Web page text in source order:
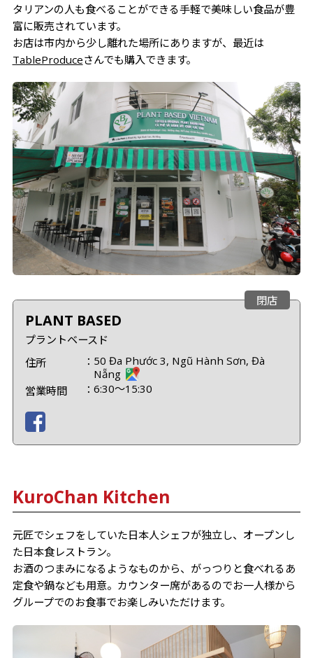
Table Produce(移転オープン)
ONIGIRI CAFE NGON
Ramen Nagisa
DYNAMITE NAOKI(GROUP一寸法師)
タリアンの人も食べることができる手軽で美味しい食品が豊
富に販売されています。
お店は市内から少し離れた場所にありますが、最近は
TableProduceさんでも購入できます。
閉店
PLANT BASED
プラントベースド
住所
50 Đa Phước 3, Ngũ Hành Sơn, Đà
Nẵng
営業時間
6:30～15:30
KuroChan Kitchen
元匠でシェフをしていた日本人シェフが独立し、オープンし
た日本食レストラン。
お酒のつまみになるようなものから、がっつりと食べれるあ
定食や鍋なども用意。カウンター席があるのでお一人様から
グループでのお食事でお楽しみいただけます。